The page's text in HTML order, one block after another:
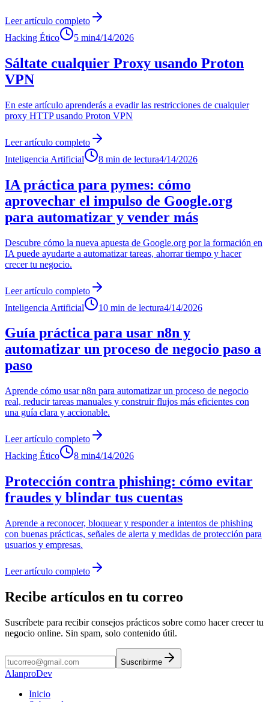
Leer artículo completo
Hacking Ético
5 min4/14/2026
Sáltate cualquier Proxy usando Proton
VPN
En este artículo aprenderás a evadir las restricciones de cualquier
proxy HTTP usando Proton VPN
Leer artículo completo
Inteligencia Artificial
8 min de lectura4/14/2026
IA práctica para pymes: cómo
aprovechar el impulso de Google.org
para automatizar y vender más
Descubre cómo la nueva apuesta de Google.org por la formación en
IA puede ayudarte a automatizar tareas, ahorrar tiempo y hacer
crecer tu negocio.
Leer artículo completo
Inteligencia Artificial
10 min de lectura4/14/2026
Guía práctica para usar n8n y
automatizar un proceso de negocio paso a
paso
Aprende cómo usar n8n para automatizar un proceso de negocio
real, reducir tareas manuales y construir flujos más eficientes con
una guía clara y accionable.
Leer artículo completo
Hacking Ético
8 min4/14/2026
Protección contra phishing: cómo evitar
fraudes y blindar tus cuentas
Aprende a reconocer, bloquear y responder a intentos de phishing
con buenas prácticas, señales de alerta y medidas de protección para
usuarios y empresas.
Leer artículo completo
Recibe artículos en tu correo
Suscríbete para recibir consejos prácticos sobre como hacer crecer tu
negocio online. Sin spam, solo contenido útil.
Suscribirme
AlanproDev
Inicio